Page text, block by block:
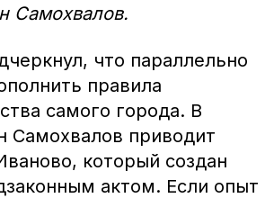
Самохвалов.
что параллельно
правила
самого города. В
Самохвалов приводит
который создан
актом. Если опыт